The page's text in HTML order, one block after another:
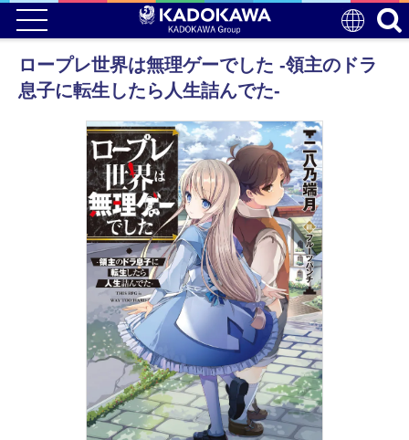
ロープレ世界は無理ゲーでした -領主のドラ
息子に転生したら人生詰んでた-